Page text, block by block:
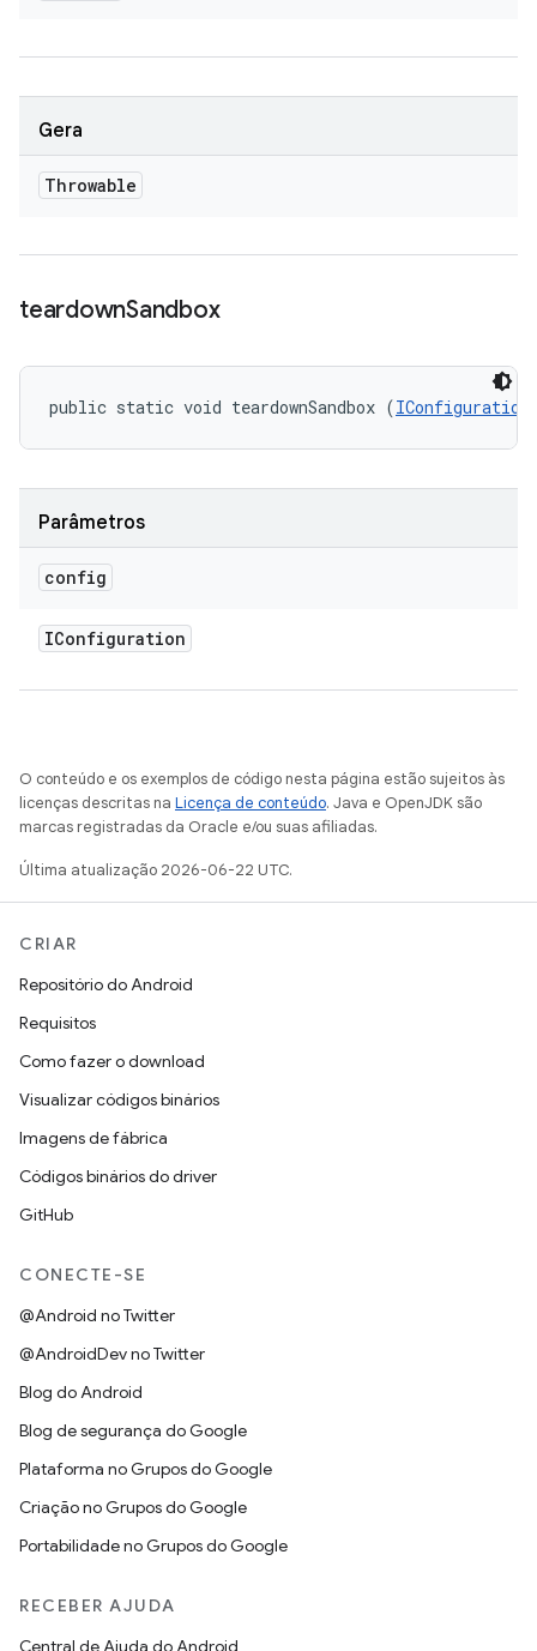
Gera
Throwable
teardownSandbox
public static void teardownSandbox (IConfiguration
Parâmetros
config
IConfiguration
O conteúdo e os exemplos de código nesta página estão sujeitos às
licenças descritas na Licença de conteúdo. Java e OpenJDK são
marcas registradas da Oracle e/ou suas afiliadas.
Última atualização 2026-06-22 UTC.
CRIAR
Repositório do Android
Requisitos
Como fazer o download
Visualizar códigos binários
Imagens de fábrica
Códigos binários do driver
GitHub
CONECTE-SE
@Android no Twitter
@AndroidDev no Twitter
Blog do Android
Blog de segurança do Google
Plataforma no Grupos do Google
Criação no Grupos do Google
Portabilidade no Grupos do Google
RECEBER AJUDA
Central de Ajuda do Android